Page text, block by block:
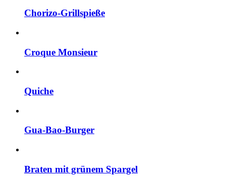
Chorizo-Grillspieße
Croque Monsieur
Quiche
Gua-Bao-Burger
Braten mit grünem Spargel